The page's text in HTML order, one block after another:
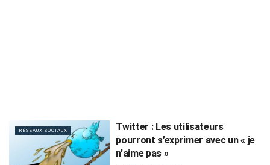
RÉSEAUX SOCIAUX
Twitter : Les utilisateurs
pourront s’exprimer avec un « je
n’aime pas »